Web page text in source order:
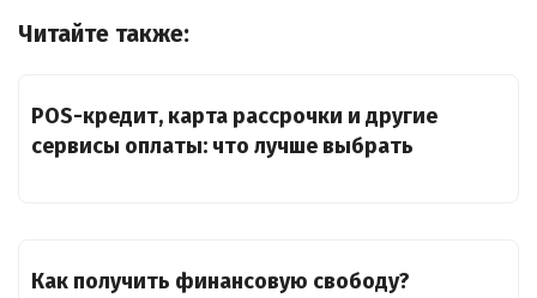
Читайте также:
POS-кредит, карта рассрочки и другие
сервисы оплаты: что лучше выбрать
Как получить финансовую свободу?